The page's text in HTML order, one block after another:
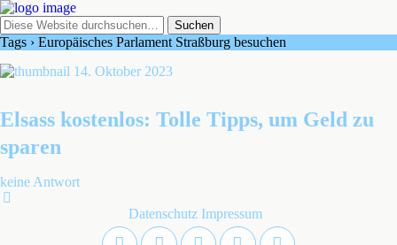
Tags › Europäisches Parlament Straßburg besuchen
14. Oktober 2023
Elsass kostenlos: Tolle Tipps, um Geld zu
sparen
keine Antwort
Datenschutz Impressum